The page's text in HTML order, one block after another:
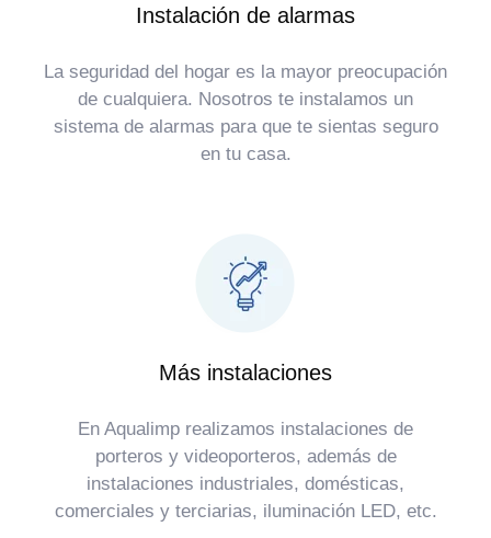
Instalación de alarmas
La seguridad del hogar es la mayor preocupación
de cualquiera. Nosotros te instalamos un
sistema de alarmas para que te sientas seguro
en tu casa.
Más instalaciones
En Aqualimp realizamos instalaciones de
porteros y videoporteros, además de
instalaciones industriales, domésticas,
comerciales y terciarias, iluminación LED, etc.